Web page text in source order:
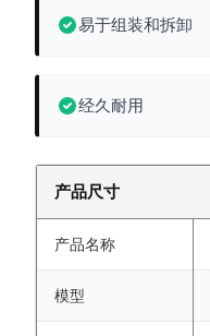
易于组装和拆卸
经久耐用
产品尺寸
产品名称
模型